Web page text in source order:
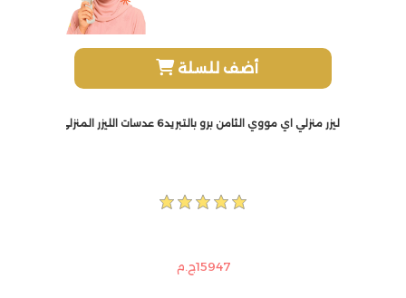
أضف للسلة
ليزر منزلي اي مووي الثامن برو بالتبريد6 عدسات الليزر المنزلي بخاصية التبريد 2 مليون و500الف ومضة مع كريم ومرطب هدية وقلم تحديد هدية
15947ج.م